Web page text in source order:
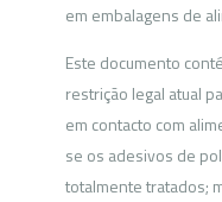
em embalagens de
Este documento
restrição legal atual
em contacto com
se os adesivos de
totalmente tratados;